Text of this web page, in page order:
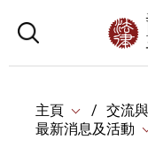
主頁 交流
最新消息及活動